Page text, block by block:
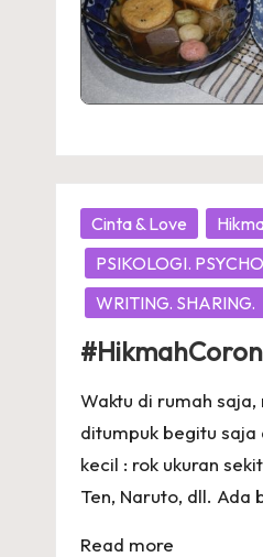
Posted
in
Cinta & Love
PSIKOLOGI.
WRITING. SHARING.
Waktu di rumah
ditumpuk begitu saja
kecil : rok ukuran
Ten, Naruto, dll. Ada
Read more